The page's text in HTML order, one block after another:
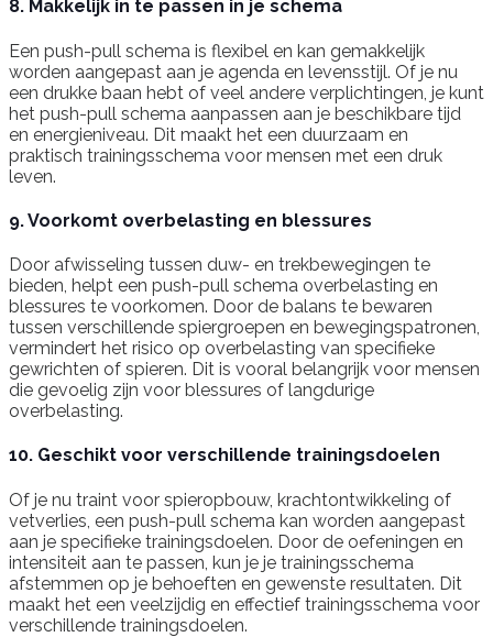
8. Makkelijk in te passen in je schema
Een push-pull schema is flexibel en kan gemakkelijk
worden aangepast aan je agenda en levensstijl. Of je nu
een drukke baan hebt of veel andere verplichtingen, je kunt
het push-pull schema aanpassen aan je beschikbare tijd
en energieniveau. Dit maakt het een duurzaam en
praktisch trainingsschema voor mensen met een druk
leven.
9. Voorkomt overbelasting en blessures
Door afwisseling tussen duw- en trekbewegingen te
bieden, helpt een push-pull schema overbelasting en
blessures te voorkomen. Door de balans te bewaren
tussen verschillende spiergroepen en bewegingspatronen,
vermindert het risico op overbelasting van specifieke
gewrichten of spieren. Dit is vooral belangrijk voor mensen
die gevoelig zijn voor blessures of langdurige
overbelasting.
10. Geschikt voor verschillende trainingsdoelen
Of je nu traint voor spieropbouw, krachtontwikkeling of
vetverlies, een push-pull schema kan worden aangepast
aan je specifieke trainingsdoelen. Door de oefeningen en
intensiteit aan te passen, kun je je trainingsschema
afstemmen op je behoeften en gewenste resultaten. Dit
maakt het een veelzijdig en effectief trainingsschema voor
verschillende trainingsdoelen.